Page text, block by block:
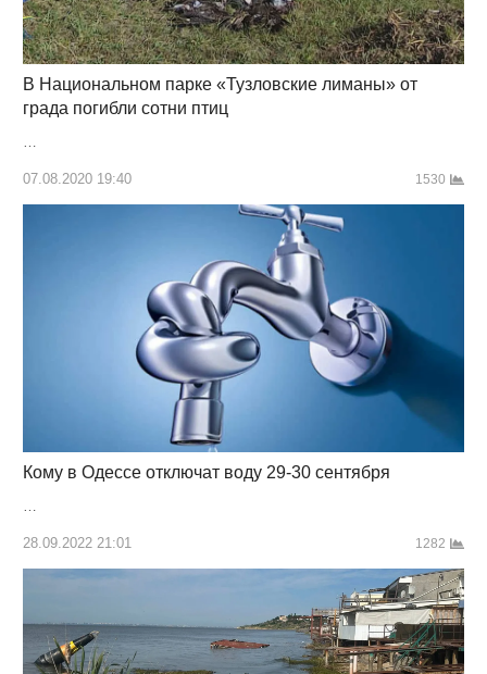
В Национальном парке «Тузловские лиманы» от
града погибли сотни птиц
…
07.08.2020 19:40 1530
Кому в Одессе отключат воду 29-30 сентября
…
28.09.2022 21:01 1282